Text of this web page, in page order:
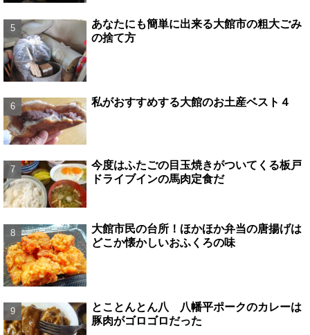
あなたにも簡単に出来る大館市の粗大ごみ
の捨て方
私がおすすめする大館のお土産ベスト４
今度はふたごの目玉焼きがついてくる板戸
ドライブインの馬肉定食だ
大館市民の台所！ほかほか弁当の唐揚げは
どこか懐かしいおふくろの味
とことんとん八 八幡平ポークのカレーは
豚肉がゴロゴロだった